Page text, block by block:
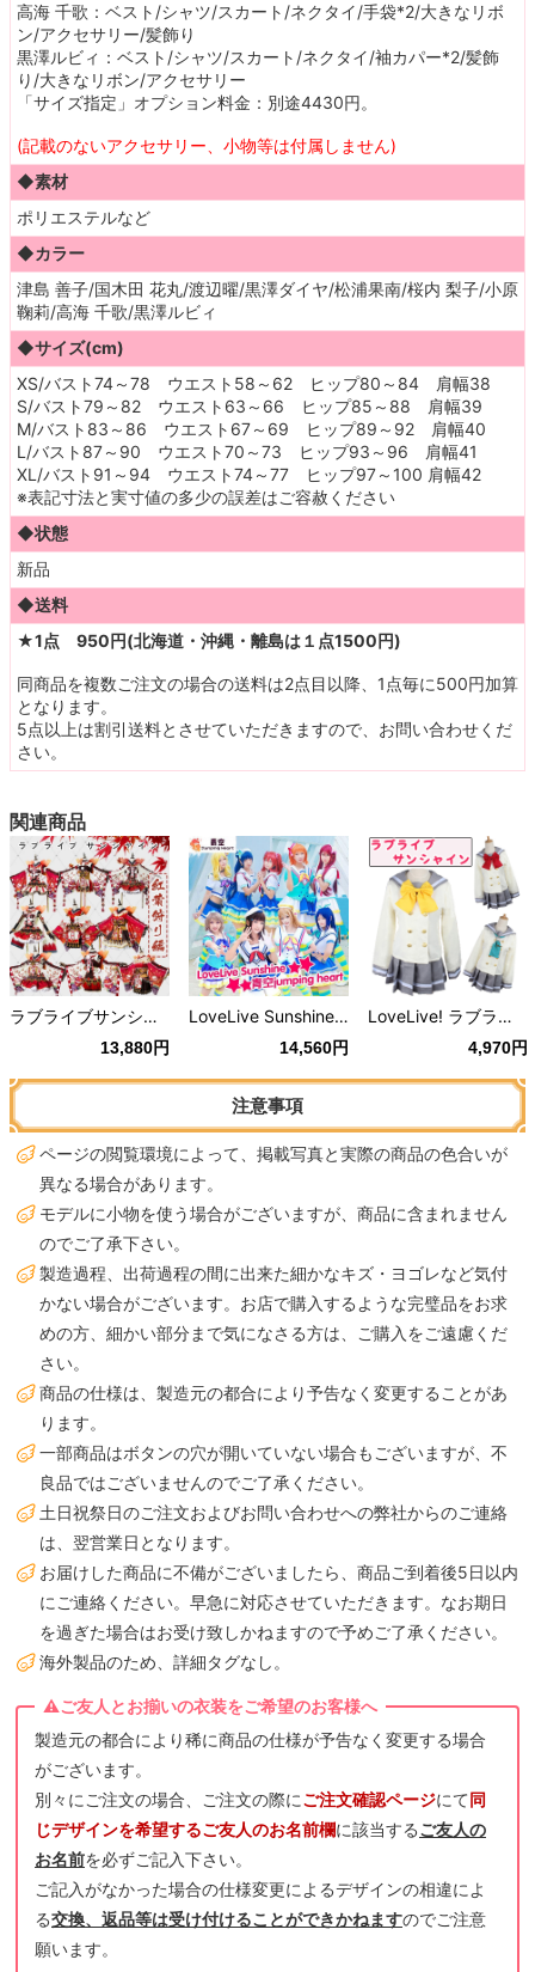
高海 千歌：ベスト/シャツ/スカート/ネクタイ/手袋*2/大きなリボ
ン/アクセサリー/髪飾り
黒澤ルビィ：ベスト/シャツ/スカート/ネクタイ/袖カパー*2/髪飾
り/大きなリボン/アクセサリー
「サイズ指定」オプション料金：別途4430円。
(記載のないアクセサリー、小物等は付属しません)
◆素材
ポリエステルなど
◆カラー
津島 善子/国木田 花丸/渡辺曜/黒澤ダイヤ/松浦果南/桜内 梨子/小原
鞠莉/高海 千歌/黒澤ルビィ
◆サイズ(cm)
XS/バスト74～78 ウエスト58～62 ヒップ80～84 肩幅38
S/バスト79～82 ウエスト63～66 ヒップ85～88 肩幅39
M/バスト83～86 ウエスト67～69 ヒップ89～92 肩幅40
L/バスト87～90 ウエスト70～73 ヒップ93～96 肩幅41
XL/バスト91～94 ウエスト74～77 ヒップ97～100 肩幅42
※表記寸法と実寸値の多少の誤差はご容赦ください
◆状態
新品
◆送料
★1点 950円(北海道・沖縄・離島は１点1500円)
同商品を複数ご注文の場合の送料は2点目以降、1点毎に500円加算
となります。
5点以上は割引送料とさせていただきますので、お問い合わせくだ
さい。
関連商品
ラブライブサンシャイン Aqours 全員 紅葉狩り 覚醒 スクフェス
13,880円
LoveLive Sunshine ラブライブ サンシャイン 青空 Jumping Heart Aqours 全員
14,560円
LoveLive! ラブライブ サンシャイン 浦の星女学院制服
4,970円
注意事項
ページの閲覧環境によって、掲載写真と実際の商品の色合いが
異なる場合があります。
モデルに小物を使う場合がございますが、商品に含まれません
のでご了承下さい。
製造過程、出荷過程の間に出来た細かなキズ・ヨゴレなど気付
かない場合がございます。お店で購入するような完璧品をお求
めの方、細かい部分まで気になさる方は、ご購入をご遠慮くだ
さい。
商品の仕様は、製造元の都合により予告なく変更することがあ
ります。
一部商品はボタンの穴が開いていない場合もございますが、不
良品ではございませんのでご了承ください。
土日祝祭日のご注文およびお問い合わせへの弊社からのご連絡
は、翌営業日となります。
お届けした商品に不備がございましたら、商品ご到着後5日以内
にご連絡ください。早急に対応させていただきます。なお期日
を過ぎた場合はお受け致しかねますので予めご了承ください。
海外製品のため、詳細タグなし。
製造元の都合により稀に商品の仕様が予告なく変更する場合
がございます。
別々にご注文の場合、ご注文の際にご注文確認ページにて同
じデザインを希望するご友人のお名前欄に該当するご友人の
お名前を必ずご記入下さい。
ご記入がなかった場合の仕様変更によるデザインの相違によ
る交換、返品等は受け付けることができかねますのでご注意
願います。